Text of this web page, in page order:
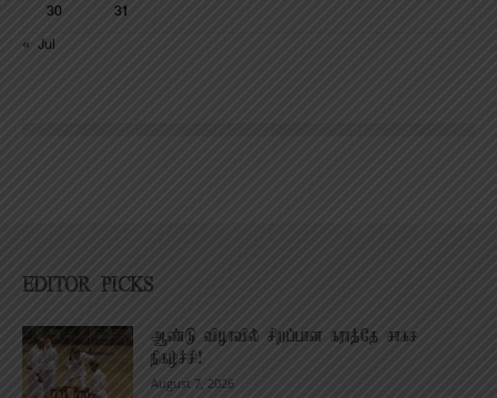
30
31
« Jul
EDITOR PICKS
ஆண்டு விழாவில் சிறப்பான கராத்தே சாகச
நிகழ்ச்சி!
August 7, 2026